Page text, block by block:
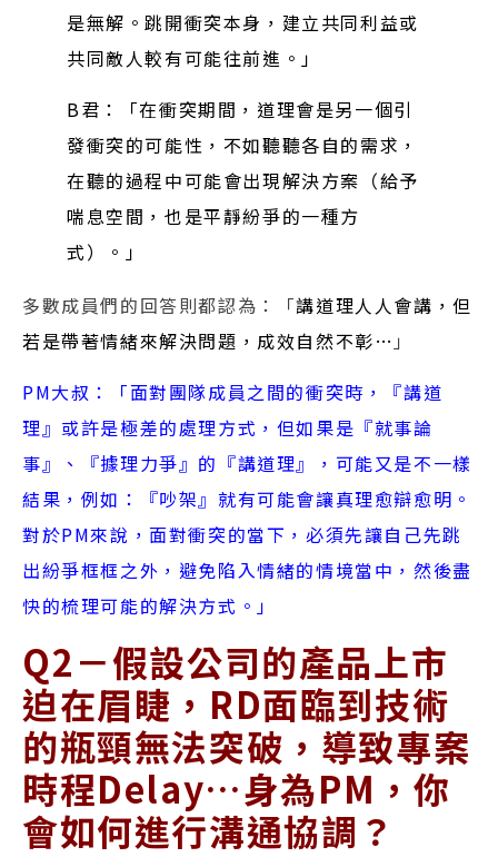
是無解。跳開衝突本身，建立共同利益或
共同敵人較有可能往前進。」
B君：「在衝突期間，道理會是另一個引
發衝突的可能性，不如聽聽各自的需求，
在聽的過程中可能會出現解決方案（給予
喘息空間，也是平靜紛爭的一種方
式）。」
多數成員們的回答則都認為：「講道理人人會講，但
若是帶著情緒來解決問題，成效自然不彰… 」
PM大叔：「面對團隊成員之間的衝突時，『講道
理』或許是極差的處理方式，但如果是『就事論
事』、『據理力爭』的『講道理』，可能又是不一樣
結果，例如：『吵架』就有可能會讓真理愈辯愈明。
對於PM來說，面對衝突的當下，必須先讓自己先跳
出紛爭框框之外，避免陷入情緒的情境當中，然後盡
快的梳理可能的解決方式。」
Q2－假設公司的產品上市
迫在眉睫，RD面臨到技術
的瓶頸無法突破，導致專案
時程Delay…身為PM，你
會如何進行溝通協調？